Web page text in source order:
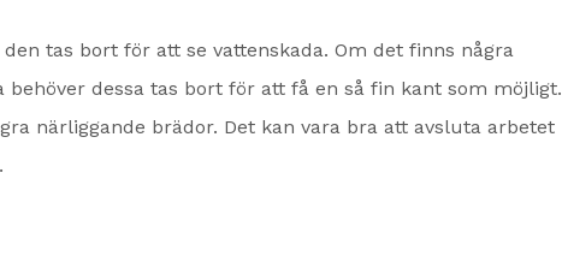
tas bort för att se vattenskada. Om det finns några
dessa tas bort för att få en så fin kant som möjligt.
närliggande brädor. Det kan vara bra att avsluta arbetet